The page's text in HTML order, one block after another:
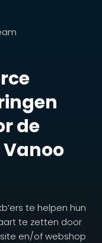
de
te helpen hun
te zetten door
en/of webshop